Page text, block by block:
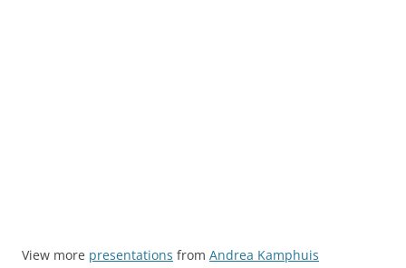
View more presentations from Andrea Kamphuis